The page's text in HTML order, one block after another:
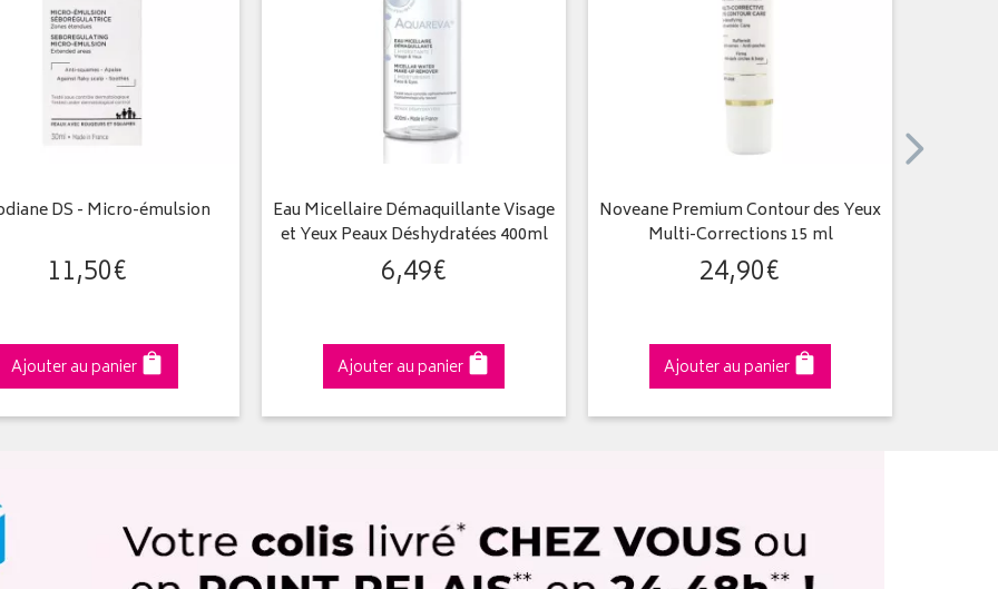
DS - Micro-émulsion
11,50€
Ajouter au panier
Eau Micellaire Démaquillante Visage
et Yeux Peaux Déshydratées 400ml
6,49€
Ajouter au panier
Noveane Premium Contour des Yeux
Multi-Corrections 15 ml
24,90€
Ajouter au panier